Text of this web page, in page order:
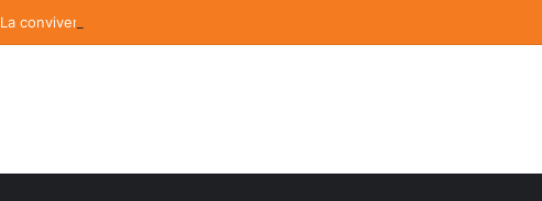
La convivencia familiar marca el cierre del Curso de Verano de Escuelas Aztecas